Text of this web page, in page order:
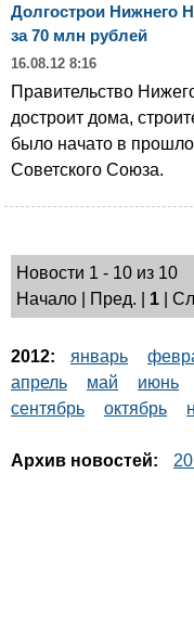
Долгострои Нижнего
за 70 млн рублей
16.08.12 8:16
Правительство
достроит дома,
было начато в
Советского Союза.
Новости 1 - 10 из 10
Начало | Пред. | 1 |
2012: январь
апрель
май июнь
сентябрь
октябрь
Архив новостей: